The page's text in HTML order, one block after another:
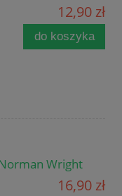
12,90 zł
do koszyka
Wright
16,90 zł